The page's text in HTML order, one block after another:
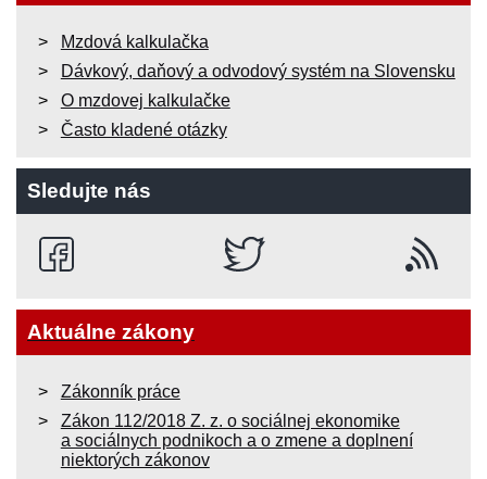
Mzdová kalkulačka
Dávkový, daňový a odvodový systém na Slovensku
O mzdovej kalkulačke
Často kladené otázky
Sledujte nás
Aktuálne zákony
Zákonník práce
Zákon 112/2018 Z. z. o sociálnej ekonomike
a sociálnych podnikoch a o zmene a doplnení
niektorých zákonov